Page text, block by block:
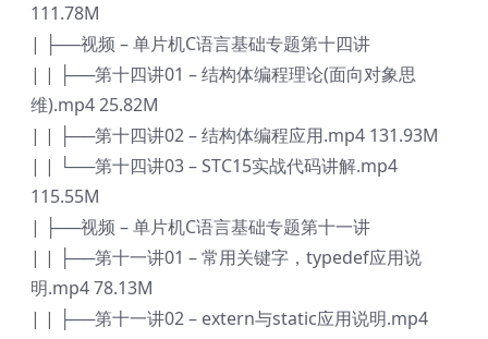
111.78M
| ├──视频 – 单片机C语言基础专题第十四讲
| | ├──第十四讲01 – 结构体编程理论(面向对象思
维).mp4 25.82M
| | ├──第十四讲02 – 结构体编程应用.mp4 131.93M
| | └──第十四讲03 – STC15实战代码讲解.mp4
115.55M
| ├──视频 – 单片机C语言基础专题第十一讲
| | ├──第十一讲01 – 常用关键字，typedef应用说
明.mp4 78.13M
| | ├──第十一讲02 – extern与static应用说明.mp4